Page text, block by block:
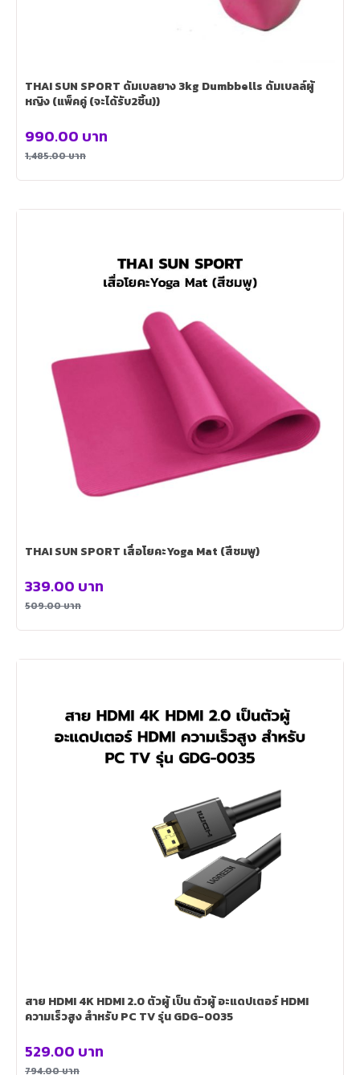
THAI SUN SPORT ดัมเบลยาง 3kg Dumbbells ดัมเบลล์ผู้
หญิง (แพ็คคู่ (จะได้รับ2ชิ้น))
1,485.00บาท
990.00 บาท
THAI SUN SPORT เสื่อโยคะYoga Mat (สีชมพู)
509.00บาท
339.00 บาท
สาย HDMI 4K HDMI 2.0 ตัวผู้ เป็น ตัวผู้ อะแดปเตอร์ HDMI
ความเร็วสูง สําหรับ PC TV รุ่น GDG-0035
794.00บาท
529.00 บาท